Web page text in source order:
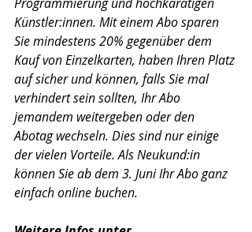
Künstler:innen. Mit einem Abo sparen
Sie mindestens 20% gegenüber dem
Kauf von Einzelkarten, haben Ihren Platz
auf sicher und können, falls Sie mal
verhindert sein sollten, Ihr Abo
jemandem weitergeben oder den
Abotag wechseln. Dies sind nur einige
der vielen Vorteile. Als Neukund:in
können Sie ab dem 3. Juni Ihr Abo ganz
einfach online buchen.